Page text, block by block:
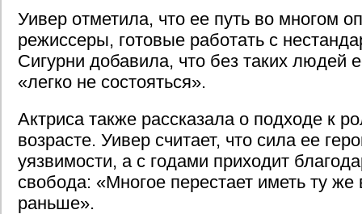
Уивер отметила, что ее путь во многом
режиссеры, готовые работать с
Сигурни добавила, что без таких людей
«легко не состояться».
Актриса также рассказала о подходе к
возрасте. Уивер считает, что сила ее
уязвимости, а с годами приходит
свобода: «Многое перестает иметь ту же
раньше».